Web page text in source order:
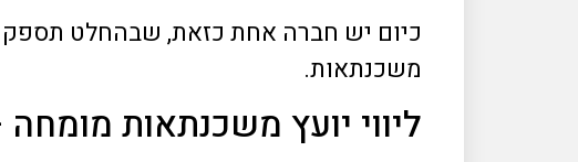
משכנתאות.
ליווי יועץ משכנתאות